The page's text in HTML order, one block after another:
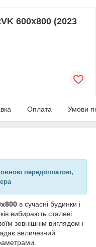
600x800 (2023
Оплата Умови
передоплатою,
в сучасні будинки і
вибирають сталеві
зовнішнім виглядом і
величезний